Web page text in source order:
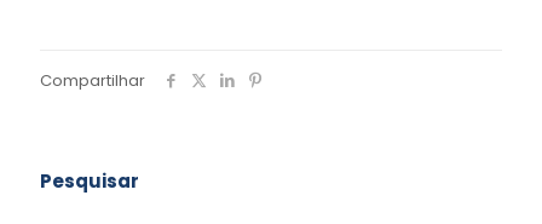
Compartilhar
Pesquisar